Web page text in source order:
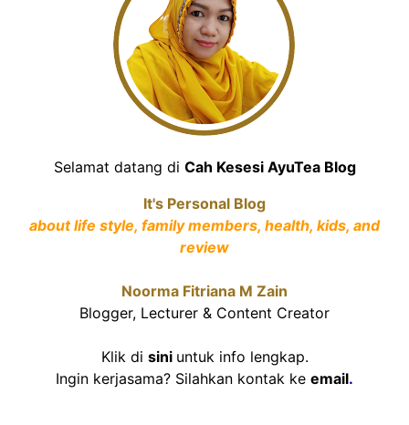
Selamat datang di Cah Kesesi AyuTea Blog
It's Personal Blog
about life style, family members, health, kids, and
review
Noorma Fitriana M Zain
Blogger, Lecturer & Content Creator
Klik di sini untuk info lengkap.
Ingin kerjasama? Silahkan kontak ke email.